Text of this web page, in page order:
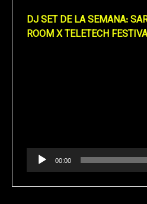
DJ SET DE LA SEMANA:
ROOM X TELETECH
00:00